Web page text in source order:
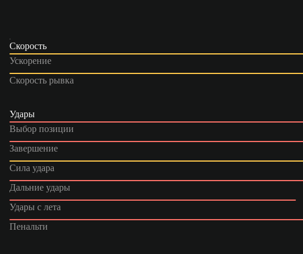
Скорость
Ускорение
Скорость рывка
Удары
Выбор позиции
Завершение
Сила удара
Дальние удары
Удары с лета
Пенальти